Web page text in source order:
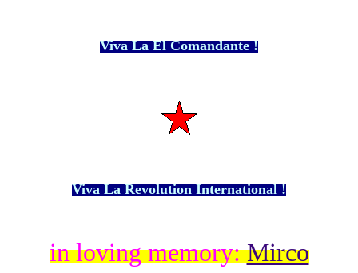
Viva La El Comandante !
Viva La Revolution International !
in loving memory:Mirco